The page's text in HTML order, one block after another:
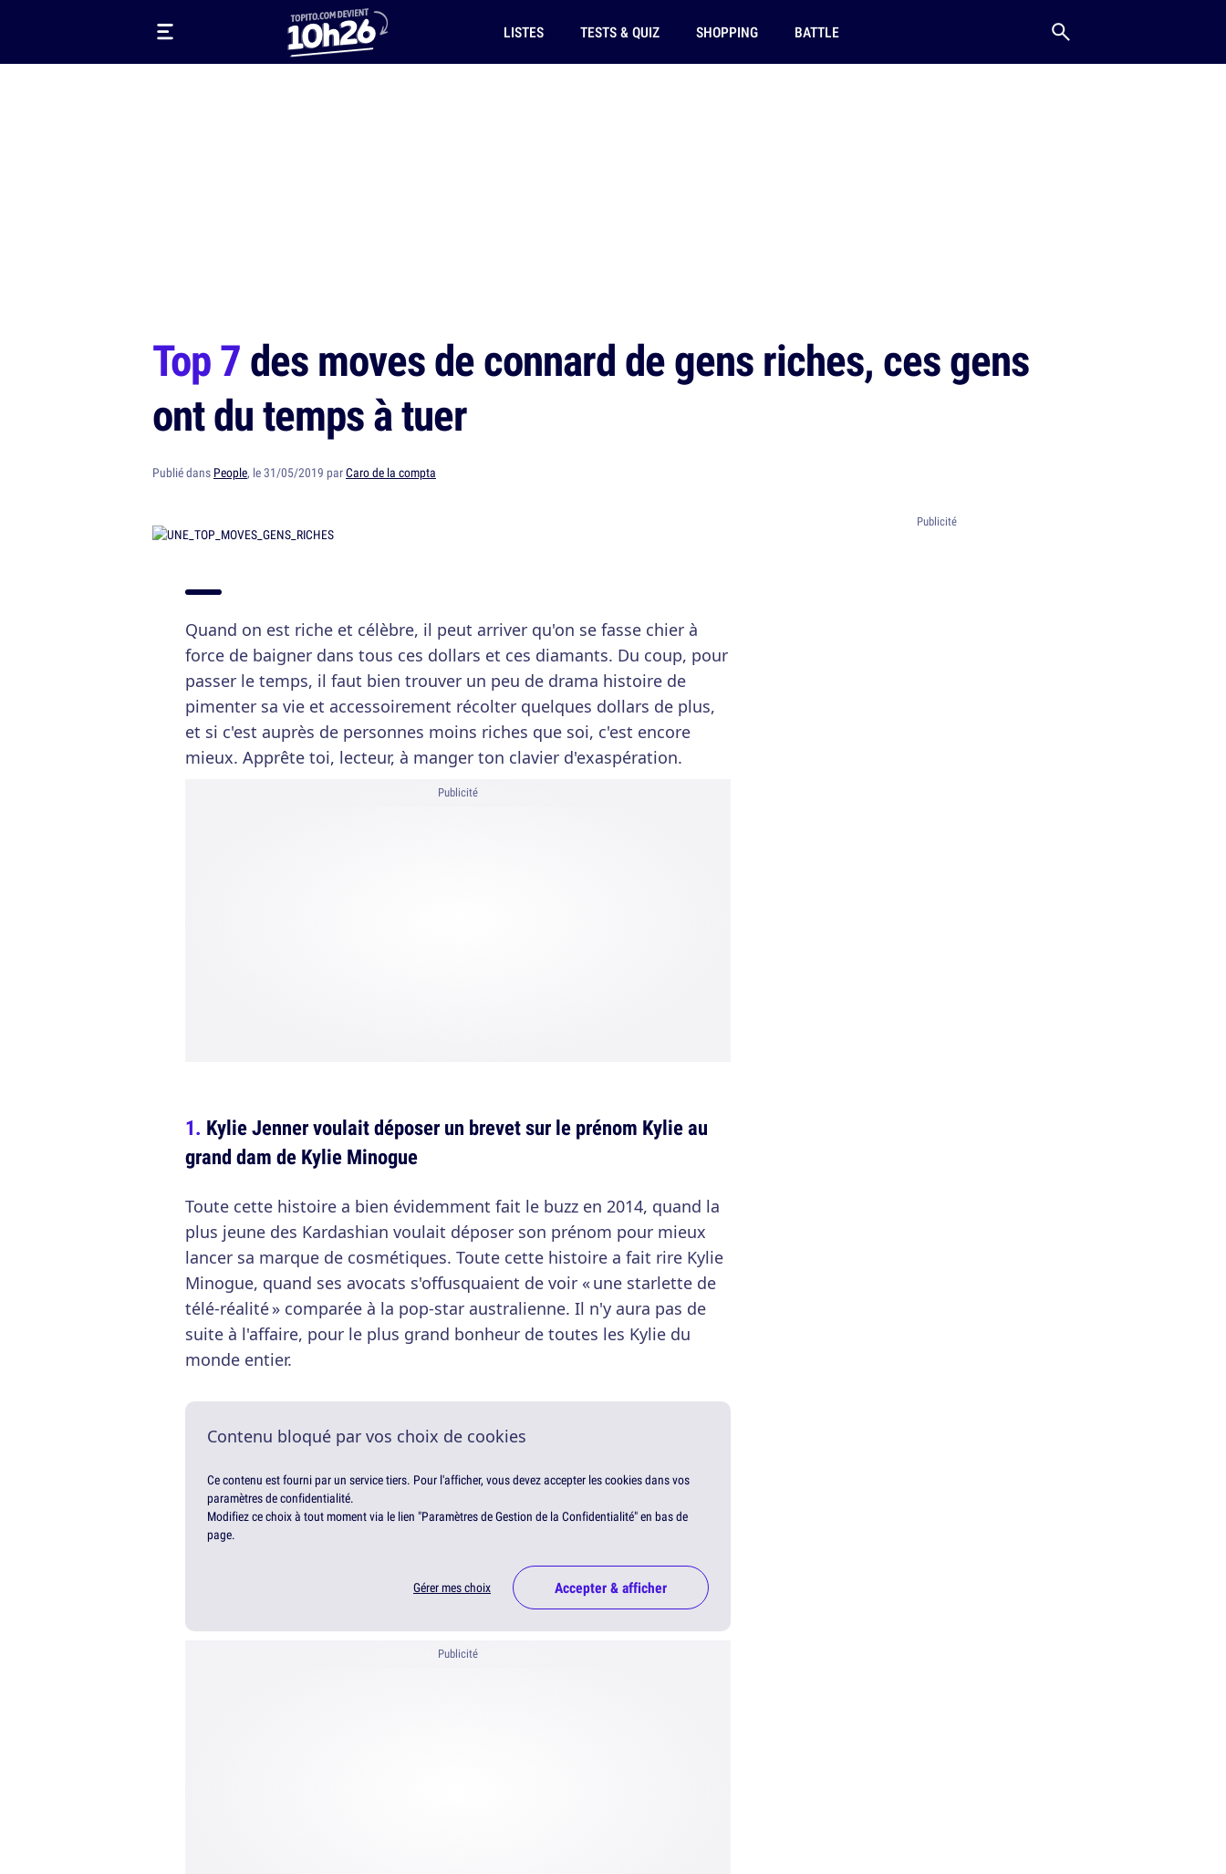
LISTES TESTS & QUIZ SHOPPING BATTLE
Top 7des moves de connard de gens riches, ces gens
ont du temps à tuer
Publié dans People, le 31/05/2019 parCaro de la compta
Quand on est riche et célèbre, il peut arriver qu'on se fasse chier à
force de baigner dans tous ces dollars et ces diamants. Du coup, pour
passer le temps, il faut bien trouver un peu de drama histoire de
pimenter sa vie et accessoirement récolter quelques dollars de plus,
et si c'est auprès de personnes moins riches que soi, c'est encore
mieux. Apprête toi, lecteur, à manger ton clavier d'exaspération.
Publicité
Kylie Jenner voulait déposer un brevet sur le prénom Kylie au
grand dam de Kylie Minogue
Toute cette histoire a bien évidemment fait le buzz en 2014, quand la
plus jeune des Kardashian voulait déposer son prénom pour mieux
lancer sa marque de cosmétiques. Toute cette histoire a fait rire Kylie
Minogue, quand ses avocats s'offusquaient de voir « une starlette de
télé-réalité » comparée à la pop-star australienne. Il n'y aura pas de
suite à l'affaire, pour le plus grand bonheur de toutes les Kylie du
monde entier.
Contenu bloqué par vos choix de cookies
Ce contenu est fourni par un service tiers. Pour l'afficher, vous devez accepter les cookies dans vos
paramètres de confidentialité.
Modifiez ce choix à tout moment via le lien "Paramètres de Gestion de la Confidentialité" en bas de
page.
Gérer mes choix Accepter & afficher
Publicité